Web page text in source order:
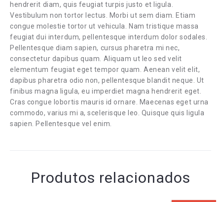
hendrerit diam, quis feugiat turpis justo et ligula.
Vestibulum non tortor lectus. Morbi ut sem diam. Etiam
congue molestie tortor ut vehicula. Nam tristique massa
feugiat dui interdum, pellentesque interdum dolor sodales.
Pellentesque diam sapien, cursus pharetra mi nec,
consectetur dapibus quam. Aliquam ut leo sed velit
elementum feugiat eget tempor quam. Aenean velit elit,
dapibus pharetra odio non, pellentesque blandit neque. Ut
finibus magna ligula, eu imperdiet magna hendrerit eget.
Cras congue lobortis mauris id ornare. Maecenas eget urna
commodo, varius mi a, scelerisque leo. Quisque quis ligula
sapien. Pellentesque vel enim.
Produtos relacionados